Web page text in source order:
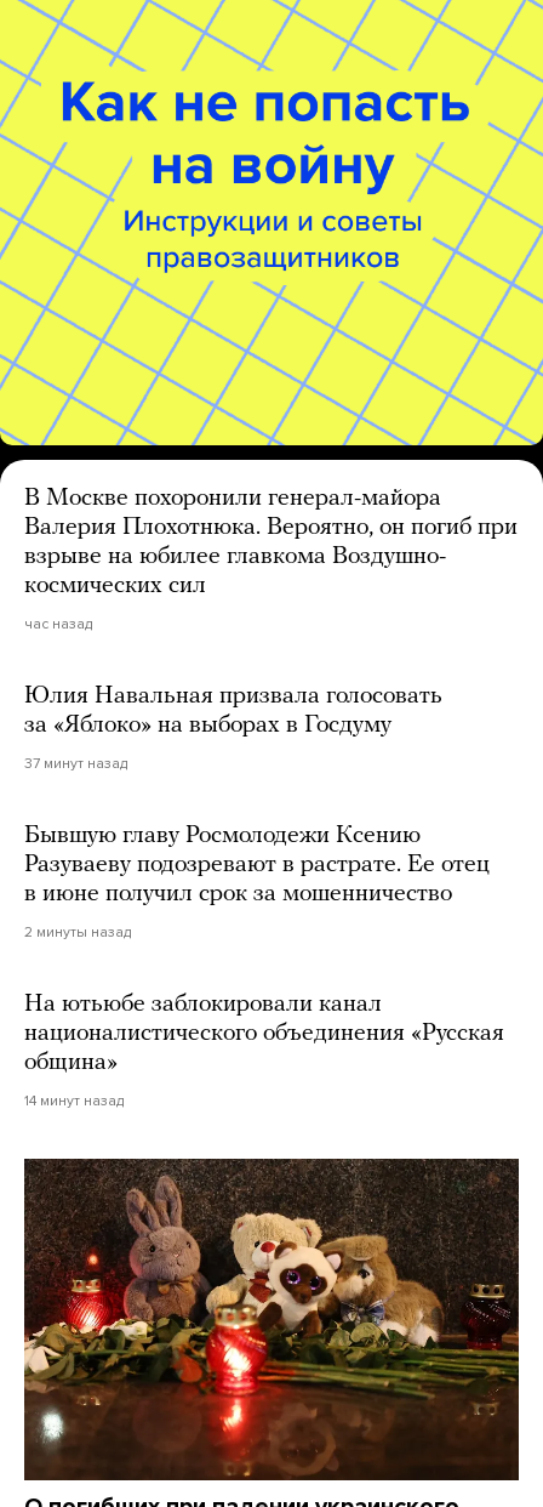
В Москве похоронили генерал-майора
Валерия Плохотнюка. Вероятно, он погиб при
взрыве на юбилее главкома Воздушно-
космических сил
час назад
Юлия Навальная призвала голосовать
за «Яблоко» на выборах в Госдуму
37 минут назад
Бывшую главу Росмолодежи Ксению
Разуваеву подозревают в растрате. Ее отец
в июне получил срок за мошенничество
2 минуты назад
На ютьюбе заблокировали канал
националистического объединения «Русская
община»
14 минут назад